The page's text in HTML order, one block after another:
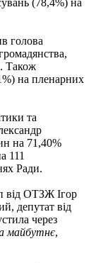
голова
Також
на пленарних
та
на 71,40%
111
Ради.
від ОТЗЖ Ігор
депутат від
через
майбутнє,